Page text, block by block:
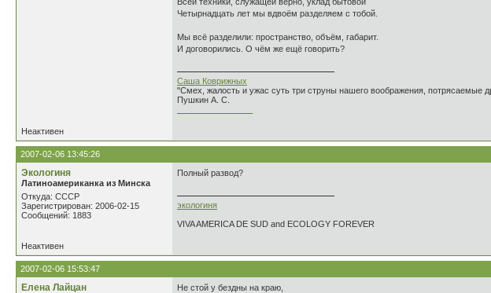
Четырнадцать лет мы вдвоём разделяем с тобой.
Мы всё разделили: пространство, объём, габарит.
И договорились. О чём же ещё говорить?
Саша Коврижных
"Смех, жалость и ужас суть три струны нашего воображения, потрясаемые
Пушкин А. С.
Неактивен
2007-02-06 13:45:26
Экологиня
Латиноамериканка из Минска
Откуда: СССР
Зарегистрирован: 2006-02-15
Сообщений: 1883
Полный развод?
экологиня
VIVA AMERICA DE SUD and ECOLOGY FOREVER
Неактивен
2007-02-06 15:53:47
Елена Лайцан
Не стой у бездны на краю,